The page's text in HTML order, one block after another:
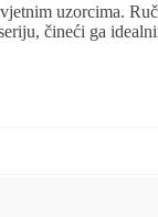
uzorcima.
čineći ga